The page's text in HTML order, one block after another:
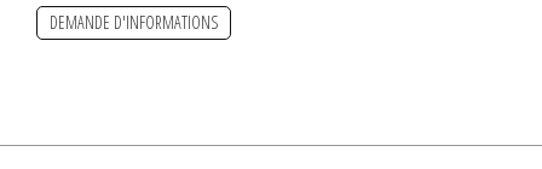
DEMANDE D'INFORMATIONS